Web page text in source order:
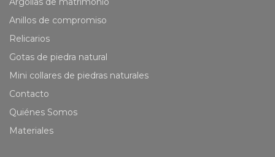
Anillos de compromiso
Relicarios
Gotas de piedra natural
Mini collares de piedras naturales
Contacto
Quiénes Somos
Materiales